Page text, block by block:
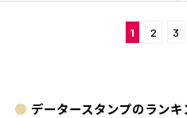
1 2 3
データースタンプのランキ